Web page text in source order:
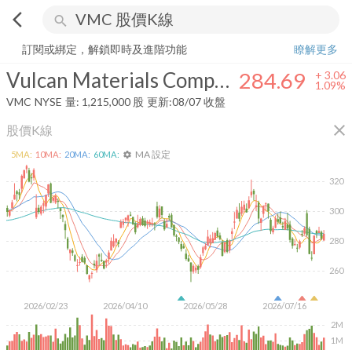
arrow_back_ios search
Vulcan Materials Company 284.69
訂閱或綁定，解鎖即時及進階功能
瞭解更多
Vulcan Materials Company 284.69 + 3.06
1.09%
VMC NYSE 量: 1,215,000 股 更新:08/07 收盤
股價K線 close
2026/02/23 2026/04/10 2026/05/28 2026/07/16
260
280
300
320
1M
2M
5MA: 10MA: 20MA: 60MA: settings MA 設定